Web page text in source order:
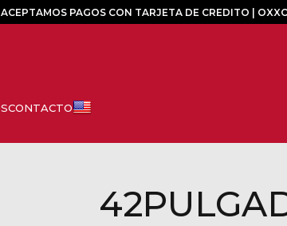
ACEPTAMOS PAGOS CON TARJETA DE CREDITO |